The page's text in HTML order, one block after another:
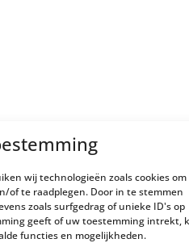
wij technologieën zoals cookies om
of te raadplegen. Door in te stemmen
zoals surfgedrag of unieke ID's op
geeft of uw toestemming intrekt,
functies en mogelijkheden.